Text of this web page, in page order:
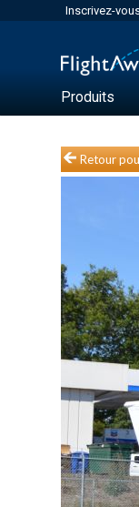
Inscrivez-
Produits
Retour